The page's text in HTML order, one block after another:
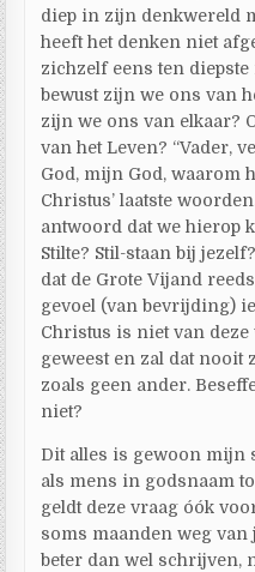
diep in zijn denkwereld
heeft het denken niet
zichzelf eens ten
bewust zijn we ons van
zijn we ons van elkaar?
van het Leven? “Vader,
God, mijn God, waarom
Christus’ laatste
antwoord dat we hierop
Stilte? Stil-staan bij
dat de Grote Vijand
gevoel (van bevrijding)
Christus is niet van
geweest en zal dat nooit
zoals geen ander.
niet?
Dit alles is gewoon mijn
als mens in godsnaam
geldt deze vraag óók
soms maanden weg
beter dan wel schrijven,